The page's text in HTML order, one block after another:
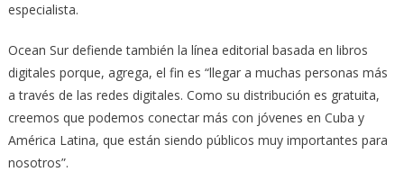
especialista.
Ocean Sur defiende también la línea editorial basada en libros
digitales porque, agrega, el fin es “llegar a muchas personas más
a través de las redes digitales. Como su distribución es gratuita,
creemos que podemos conectar más con jóvenes en Cuba y
América Latina, que están siendo públicos muy importantes para
nosotros”.